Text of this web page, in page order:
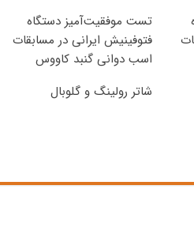
تست موفقیت‌آمیز دستگاه
فتوفینیش ایرانی در مسابقات
اسب دوانی گنبد کاووس
شاتر رولینگ و گلوبال